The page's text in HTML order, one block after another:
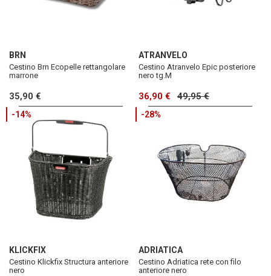
BRN
Cestino Brn Ecopelle rettangolare
marrone
35,90 €
ATRANVELO
Cestino Atranvelo Epic posteriore
nero tg.M
36,90 € 49,95 €
-14%
KLICKFIX
Cestino Klickfix Structura anteriore
nero
-28%
ADRIATICA
Cestino Adriatica rete con filo
anteriore nero